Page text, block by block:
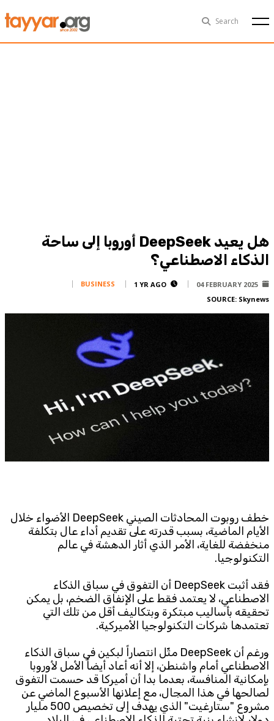
Search
Sat, Aug 8th 29°C
Legal
Cookies Policy
TTV
TTV Plus
Download the app
هل يعيد DeepSeek أوروبا إلى ساحة
الذكاء الاصطناعي؟
04 FEBRUARY 2025
1 YR AGO
BUSINESS
SOURCE: Skynews
خطف روبوت المحادثات الصيني DeepSeek الأضواء خلال
الأيام الماضية، بسبب قدرته على تقديم أداء عال بتكلفة
منخفضة للغاية، الأمر الذي أثار الدهشة في عالم
التكنولوجيا.
فقد أثبت DeepSeek أن التفوق في سباق الذكاء
الاصطناعي، لا يعتمد فقط على الإنفاق الضخم، بل يمكن
تحقيقه بأساليب مبتكرة وبتكاليف أقل من تلك التي
تعتمدها شركات التكنولوجيا الأميركية.
ورغم أن DeepSeek مثّل انتصاراً لبكين في سباق الذكاء
الاصطناعي أمام واشنطن، إلا أنه أعاد أيضاً الأمل لأوروبا
بإمكانية المنافسة، بعدما بدا أن أميركا قد حسمت التفوق
لصالحها في هذا المجال، مع إعلانها الأسبوع الماضي عن
مشروع "ستارغيت" الذي يهدف إلى تخصيص 500 مليار